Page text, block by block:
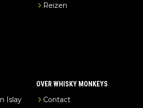
Reizen
Islay
OVER WHISKY MONKEYS
Contact